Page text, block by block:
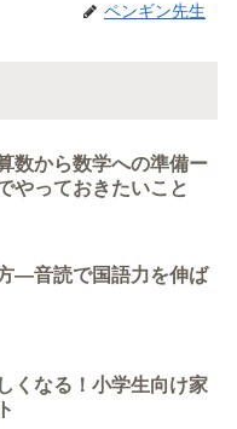
ペンギン先生
数から数学への準備ー
やっておきたいこと
―音読で国語力を伸ば
くなる！小学生向け家